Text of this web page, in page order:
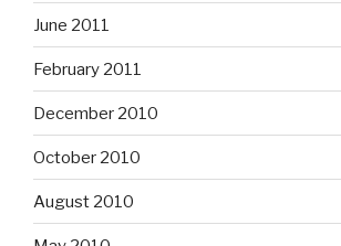
June 2011
February 2011
December 2010
October 2010
August 2010